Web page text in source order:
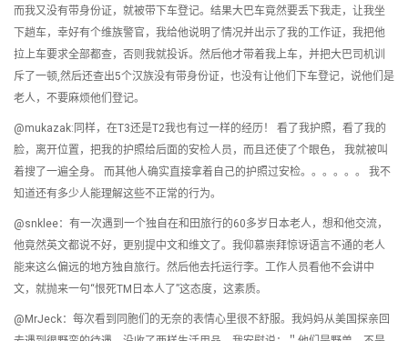
而我又没有带身份证，就被带下车登记。结果大巴车竟然要丢下我走，让我坐
下趟车，幸好有个维族警官，我给他说明了情况并出示了我的工作证，我把他
拉上车要求全部都查，否则我就投诉。然后他才带着我上车，并把大巴司机训
斥了一顿,然后还查出5个汉族没有带身份证，也没有让他们下车登记，说他们是
老人，不要麻烦他们登记。
@mukazak:同样，在T3还是T2我也有过一样的经历！ 看了我护照，看了我的
脸，离开位置，把我的护照给后面的安检人员，而且还使了个眼色， 我就被叫
着搜了一遍全身。 而其他人确实直接拿着自己的护照过安检。。。。。。 我不
知道还有多少人能理解这些不正常的行为。
@snklee：有一次遇到一个独自在和田旅行的60多岁日本老人，想和他交流，
他竟然英文都说不好，更别提中文和维文了。我仰慕崇拜惊讶语言不通的老人
能来这么偏远的地方独自旅行。然后他去托运行李。工作人员看他不会讲中
文，就抛来一句“恨死TM日本人了”这态度，这素质。
@MrJeck：每次看到同胞们的无奈的表情心里很不舒服。我妈妈从美国探亲回